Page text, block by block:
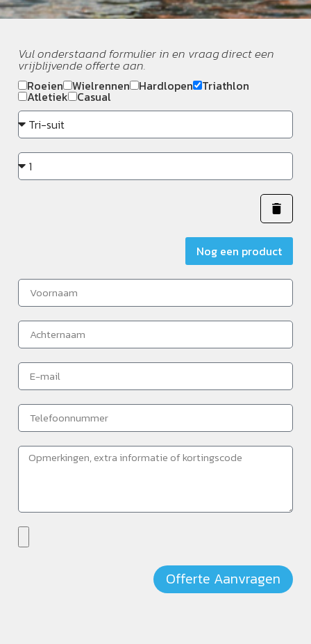
Vul onderstaand formulier in en vraag direct een
vrijblijvende offerte aan.
Roeien Wielrennen Hardlopen Triathlon
Atletiek Casual
Nog een product
Offerte Aanvragen